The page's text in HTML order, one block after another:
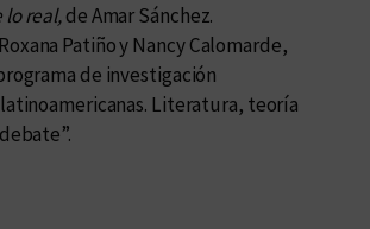
lo real,de Amar Sánchez.
Patiño y Nancy Calomarde,
de investigación
Literatura, teoría